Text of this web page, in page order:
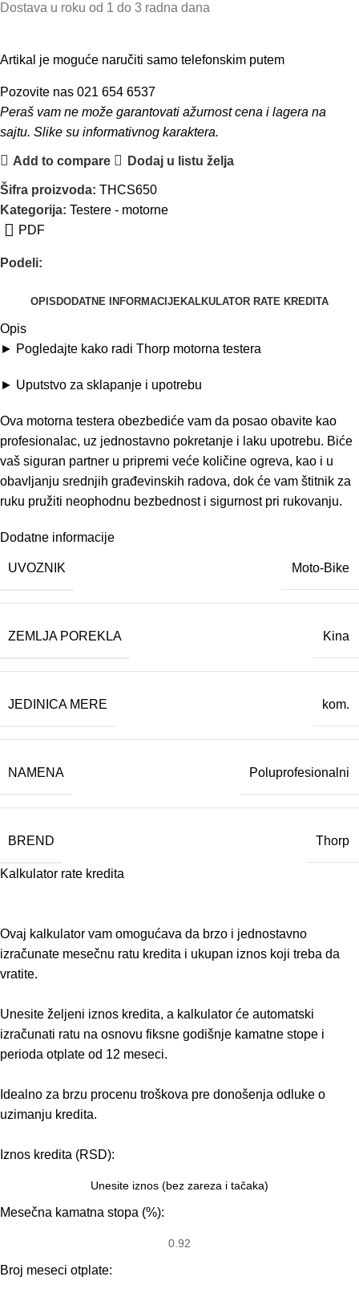
Dostava u roku od 1 do 3 radna dana
Artikal je moguće naručiti samo telefonskim putem
Pozovite nas 021 654 6537
Peraš vam ne može garantovati ažurnost cena i lagera na
sajtu. Slike su informativnog karaktera.
Add to compare Dodaj u listu želja
Šifra proizvoda: THCS650
Kategorija: Testere - motorne
PDF
Podeli:
OPIS DODATNE INFORMACIJEKALKULATOR RATE KREDITA
Opis
► Pogledajte kako radi Thorp motorna testera
► Uputstvo za sklapanje i upotrebu
Ova motorna testera obezbediće vam da posao obavite kao
profesionalac, uz jednostavno pokretanje i laku upotrebu. Biće
vaš siguran partner u pripremi veće količine ogreva, kao i u
obavljanju srednjih građevinskih radova, dok će vam štitnik za
ruku pružiti neophodnu bezbednost i sigurnost pri rukovanju.
Dodatne informacije
UVOZNIK Moto-Bike
ZEMLJA POREKLA Kina
JEDINICA MERE kom.
NAMENA Poluprofesionalni
BREND Thorp
Kalkulator rate kredita
Ovaj kalkulator vam omogućava da brzo i jednostavno
izračunate mesečnu ratu kredita i ukupan iznos koji treba da
vratite.
Unesite željeni iznos kredita, a kalkulator će automatski
izračunati ratu na osnovu fiksne godišnje kamatne stope i
perioda otplate od 12 meseci.
Idealno za brzu procenu troškova pre donošenja odluke o
uzimanju kredita.
Iznos kredita (RSD):
Mesečna kamatna stopa (%):
Broj meseci otplate: